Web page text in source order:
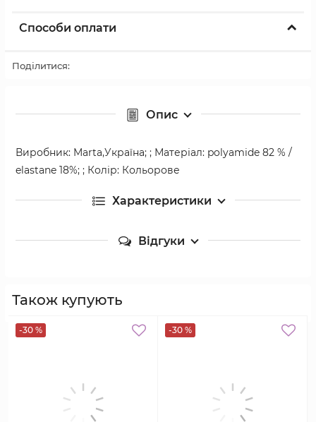
Способи оплати
Поділитися:
Опис
Виробник: Marta,Україна; ; Матеріал: polyamide 82 % /
elastane 18%; ; Колір: Кольорове
Характеристики
Відгуки
Також купують
-30 % -30 %